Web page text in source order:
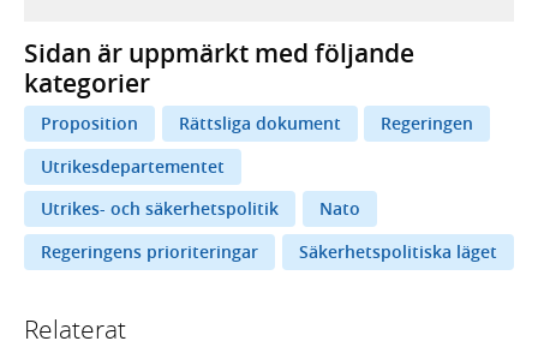
Sidan är uppmärkt med följande
kategorier
Proposition Rättsliga dokument
Regeringen
Utrikesdepartementet
Utrikes- och säkerhetspolitik
Nato
Regeringens prioriteringar
Säkerhetspolitiska läget
Relaterat